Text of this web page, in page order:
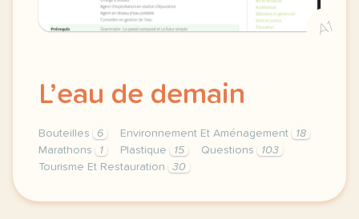
A1
L’eau de demain
Bouteilles 6 Environnement Et Aménagement
18
Marathons
1 Plastique 15 Questions
103
Tourisme Et Restauration
30
theme environnement et amenagement